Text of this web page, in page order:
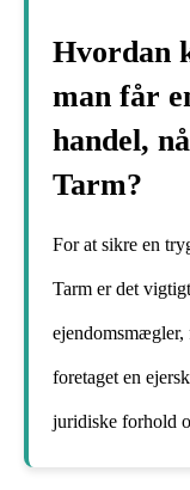
Hvordan
man får
handel,
Tarm?
For at sikre en
Tarm er det
ejendomsmægler,
foretaget en
juridiske forhold